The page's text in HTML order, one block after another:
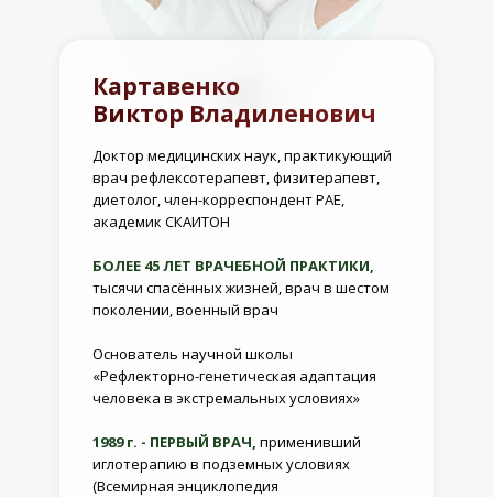
Доктор медицинских наук, практикующий
врач рефлексотерапевт, физитерапевт,
диетолог, член-корреспондент РАЕ,
академик СКАИТОН
БОЛЕЕ 45 ЛЕТ ВРАЧЕБНОЙ ПРАКТИКИ,
тысячи спасённых жизней, врач в шестом
поколении, военный врач
Основатель научной школы
«Рефлекторно-генетическая адаптация
человека в экстремальных условиях»
1989 г. - ПЕРВЫЙ ВРАЧ, применивший
иглотерапию в подземных условиях
(Всемирная энциклопедия
Картавенко
Виктор Владиленович